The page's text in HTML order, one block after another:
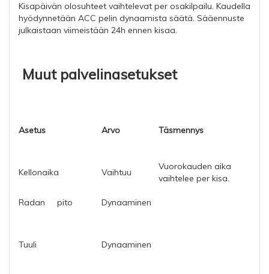
Kisapäivän olosuhteet vaihtelevat per osakilpailu. Kaudella
hyödynnetään ACC pelin dynaamista säätä. Sääennuste
julkaistaan viimeistään 24h ennen kisaa.
Muut palvelinasetukset
Asetus Arvo Täsmennys
Kellonaika Vaihtuu
Vuorokauden aika
vaihtelee per kisa.
Radan pito Dynaaminen
Tuuli Dynaaminen